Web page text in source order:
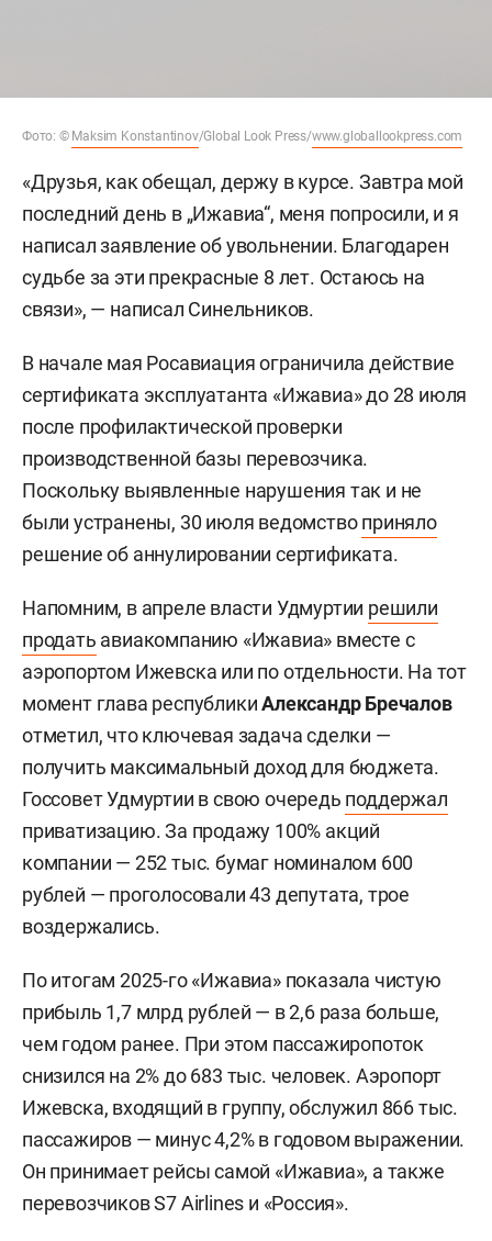
Фото: © Maksim Konstantinov/Global Look Press/www.globallookpress.com
«Друзья, как обещал, держу в курсе. Завтра мой
последний день в „Ижавиа“, меня попросили, и я
написал заявление об увольнении. Благодарен
судьбе за эти прекрасные 8 лет. Остаюсь на
связи», — написал Синельников.
В начале мая Росавиация ограничила действие
сертификата эксплуатанта «Ижавиа» до 28 июля
после профилактической проверки
производственной базы перевозчика.
Поскольку выявленные нарушения так и не
были устранены, 30 июля ведомствоприняло
решение об аннулировании сертификата.
Напомним, в апреле власти Удмуртии решили
продать авиакомпанию «Ижавиа» вместе с
аэропортом Ижевска или по отдельности. На тот
момент глава республикиАлександр Бречалов
отметил, что ключевая задача сделки —
получить максимальный доход для бюджета.
Госсовет Удмуртии в свою очередь поддержал
приватизацию. За продажу 100% акций
компании — 252 тыс. бумаг номиналом 600
рублей — проголосовали 43 депутата, трое
воздержались.
По итогам 2025-го «Ижавиа» показала чистую
прибыль 1,7 млрд рублей — в 2,6 раза больше,
чем годом ранее. При этом пассажиропоток
снизился на 2% до 683 тыс. человек. Аэропорт
Ижевска, входящий в группу, обслужил 866 тыс.
пассажиров — минус 4,2% в годовом выражении.
Он принимает рейсы самой «Ижавиа», а также
перевозчиков S7 Airlines и «Россия».